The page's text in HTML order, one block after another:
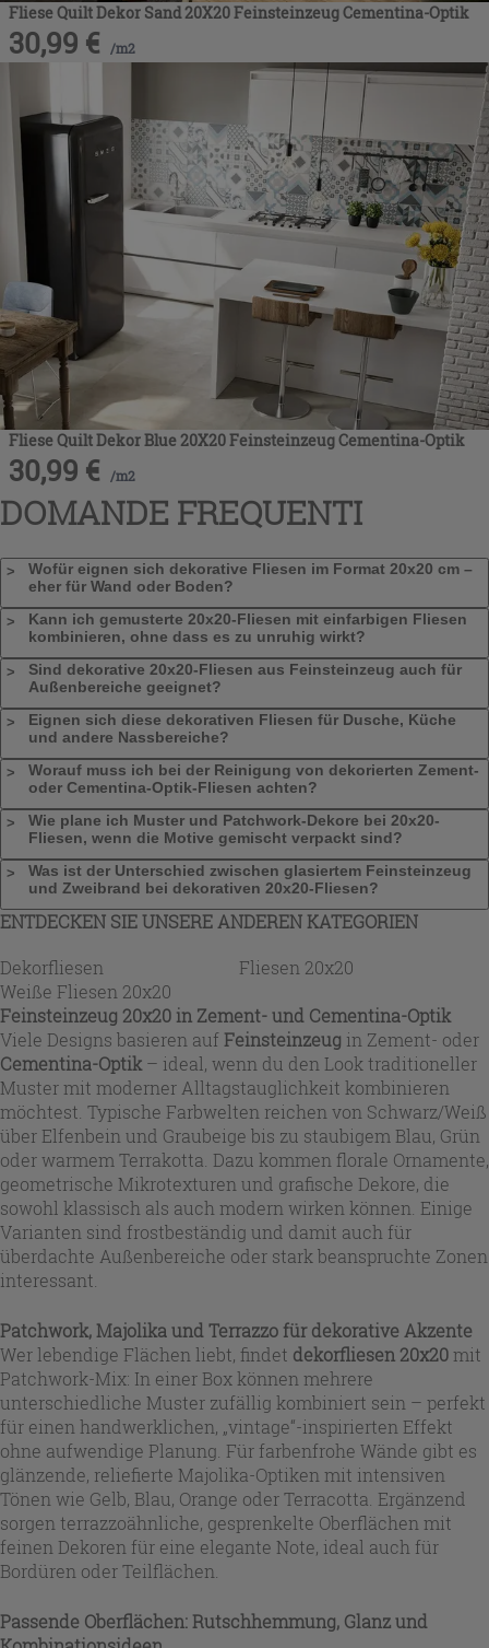
Fliese Quilt Dekor Sand 20X20 Feinsteinzeug Cementina-Optik
30,99 € /m2
Fliese Quilt Dekor Blue 20X20 Feinsteinzeug Cementina-Optik
30,99 € /m2
DOMANDE FREQUENTI
Wofür eignen sich dekorative Fliesen im Format 20x20 cm –
eher für Wand oder Boden?
Kann ich gemusterte 20x20-Fliesen mit einfarbigen Fliesen
kombinieren, ohne dass es zu unruhig wirkt?
Sind dekorative 20x20-Fliesen aus Feinsteinzeug auch für
Außenbereiche geeignet?
Eignen sich diese dekorativen Fliesen für Dusche, Küche
und andere Nassbereiche?
Worauf muss ich bei der Reinigung von dekorierten Zement-
oder Cementina-Optik-Fliesen achten?
Wie plane ich Muster und Patchwork-Dekore bei 20x20-
Fliesen, wenn die Motive gemischt verpackt sind?
Was ist der Unterschied zwischen glasiertem Feinsteinzeug
und Zweibrand bei dekorativen 20x20-Fliesen?
ENTDECKEN SIE UNSERE ANDEREN KATEGORIEN
Dekorfliesen
Fliesen 20x20
Weiße Fliesen 20x20
Feinsteinzeug 20x20 in Zement- und Cementina-Optik
Viele Designs basieren auf Feinsteinzeug in Zement- oder
Cementina-Optik – ideal, wenn du den Look traditioneller
Muster mit moderner Alltagstauglichkeit kombinieren
möchtest. Typische Farbwelten reichen von Schwarz/Weiß
über Elfenbein und Graubeige bis zu staubigem Blau, Grün
oder warmem Terrakotta. Dazu kommen florale Ornamente,
geometrische Mikrotexturen und grafische Dekore, die
sowohl klassisch als auch modern wirken können. Einige
Varianten sind frostbeständig und damit auch für
überdachte Außenbereiche oder stark beanspruchte Zonen
interessant.
Patchwork, Majolika und Terrazzo für dekorative Akzente
Wer lebendige Flächen liebt, findet dekorfliesen 20x20mit
Patchwork-Mix: In einer Box können mehrere
unterschiedliche Muster zufällig kombiniert sein – perfekt
für einen handwerklichen, „vintage“-inspirierten Effekt
ohne aufwendige Planung. Für farbenfrohe Wände gibt es
glänzende, reliefierte Majolika-Optiken mit intensiven
Tönen wie Gelb, Blau, Orange oder Terracotta. Ergänzend
sorgen terrazzoähnliche, gesprenkelte Oberflächen mit
feinen Dekoren für eine elegante Note, ideal auch für
Bordüren oder Teilflächen.
Passende Oberflächen: Rutschhemmung, Glanz und